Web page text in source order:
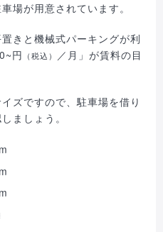
場が用意されています。
きと機械式パーキングが利
円 （税込）
／月」が賃料の目
ズですので、駐車場を借り
ましょう。